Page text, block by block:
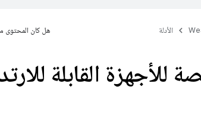
الأدلة هل كان المحتوى
القابلة